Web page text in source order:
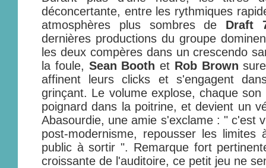
déconcertante, entre les rythmiques
atmosphères plus sombres de Draft
dernières productions du groupe
les deux compères dans un crescendo
la foule, Sean Booth et Rob Brown
affinent leurs clicks et s'engagent
grinçant. Le volume explose, chaque
poignard dans la poitrine, et devient un
Abasourdie, une amie s'exclame : " c'est
post-modernisme, repousser les
public à sortir ". Remarque fort
croissante de l'auditoire, ce petit jeu ne